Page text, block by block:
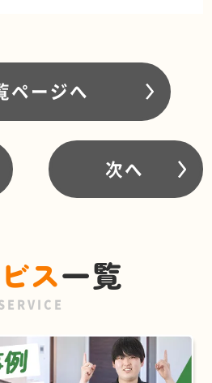
ページへ
次へ
ス一覧